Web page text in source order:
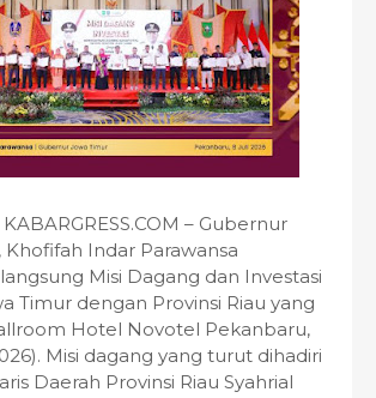
– Gubernur
Khofifah Indar Parawansa
Misi Dagang dan Investasi
Timur dengan Provinsi Riau yang
Hotel Novotel Pekanbaru,
Misi dagang yang turut dihadiri
Daerah Provinsi Riau Syahrial